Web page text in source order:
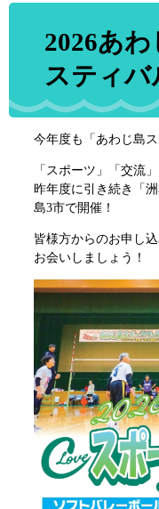
2026あ
スティバ
今年度も「あわじ島
「スポーツ」「交流
昨年度に引き続き「
島3市で開催！
皆様方からのお申し
お会いしましょう！